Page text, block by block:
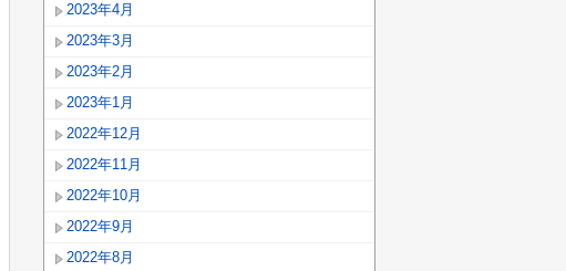
2023年4月
2023年3月
2023年2月
2023年1月
2022年12月
2022年11月
2022年10月
2022年9月
2022年8月